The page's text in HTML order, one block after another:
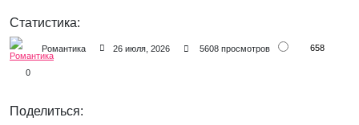
Статистика:
Романтика 26 июля, 2026 5608 просмотров 658
0
Поделиться: